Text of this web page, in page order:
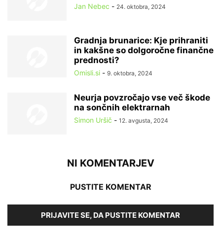
Jan Nebec - 24. oktobra, 2024
Gradnja brunarice: Kje prihraniti
in kakšne so dolgoročne finančne
prednosti?
Omisli.si - 9. oktobra, 2024
Neurja povzročajo vse več škode
na sončnih elektrarnah
Simon Uršič - 12. avgusta, 2024
NI KOMENTARJEV
PUSTITE KOMENTAR
PRIJAVITE SE, DA PUSTITE KOMENTAR